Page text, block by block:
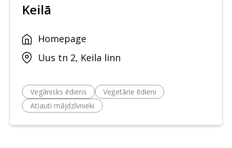
Keilā
Homepage
Uus tn 2, Keila linn
Vegānisks ēdiens
Veģetārie ēdieni
Atļauti mājdzīvnieki